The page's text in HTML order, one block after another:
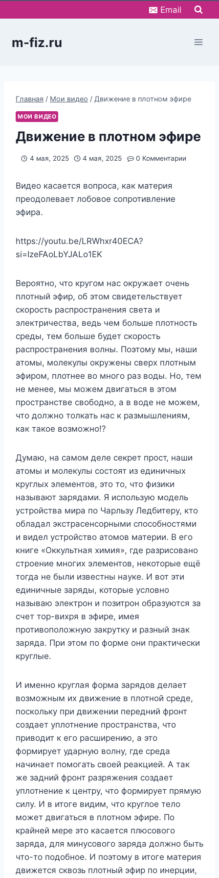
к
Email
m-fiz.ru
Главная / Мои видео / Движение в плотном эфире
МОИ ВИДЕО
Движение в плотном эфире
4 мая, 2025 4 мая, 2025 0 Комментарии
Видео касается вопроса, как материя
преодолевает лобовое сопротивление
эфира.
https://youtu.be/LRWhxr40ECA?
si=IzeFAoLbYJALo1EK
Вероятно, что кругом нас окружает очень
плотный эфир, об этом свидетельствует
скорость распространения света и
электричества, ведь чем больше плотность
среды, тем больше будет скорость
распространения волны. Поэтому мы, наши
атомы, молекулы окружены сверх плотным
эфиром, плотнее во много раз воды. Но, тем
не менее, мы можем двигаться в этом
пространстве свободно, а в воде не можем,
что должно толкать нас к размышлениям,
как такое возможно!?
Думаю, на самом деле секрет прост, наши
атомы и молекулы состоят из единичных
круглых элементов, это то, что физики
называют зарядами. Я использую модель
устройства мира по Чарльзу Ледбитеру, кто
обладал экстрасенсорными способностями
и видел устройство атомов материи. В его
книге «Оккультная химия», где разрисовано
строение многих элементов, некоторые ещё
тогда не были известны науке. И вот эти
единичные заряды, которые условно
называю электрон и позитрон образуются за
счет тор-вихря в эфире, имея
противоположную закрутку и разный знак
заряда. При этом по форме они практически
круглые.
И именно круглая форма зарядов делает
возможным их движение в плотной среде,
поскольку при движении передний фронт
создает уплотнение пространства, что
приводит к его расширению, а это
формирует ударную волну, где среда
начинает помогать своей реакцией. А так
же задний фронт разряжения создает
уплотнение к центру, что формирует прямую
силу. И в итоге видим, что круглое тело
может двигаться в плотном эфире. По
крайней мере это касается плюсового
заряда, для минусового заряда должно быть
что-то подобное. И поэтому в итоге материя
движется сквозь плотный эфир по инерции,